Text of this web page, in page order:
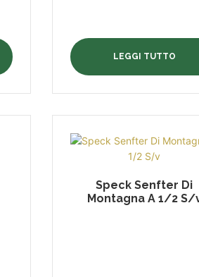
LEGGI TUTTO
Speck Senfter Di
Montagna A 1/2 S/